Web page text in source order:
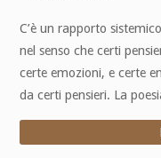
C’è un rapporto
nel senso che certi
certe emozioni, e certe
da certi pensieri. La